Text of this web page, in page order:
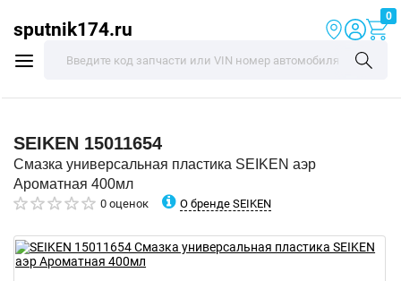
sputnik174.ru
0
SEIKEN 15011654
Смазка универсальная пластика SEIKEN аэр
Ароматная 400мл
0 оценок О бренде SEIKEN